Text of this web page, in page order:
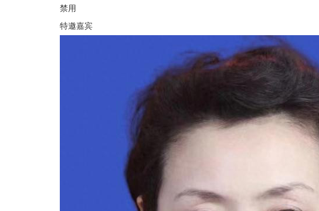
禁用
特邀嘉宾